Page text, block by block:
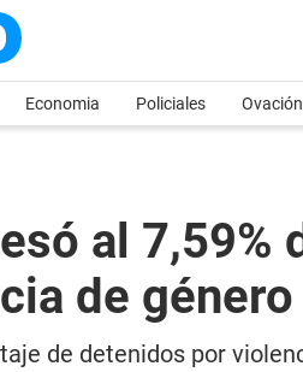
Economia Policiales Ovación
al 7,59%
de género
de detenidos por